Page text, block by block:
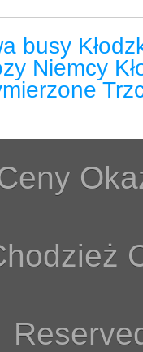
busy
Niemcy